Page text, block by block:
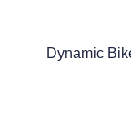
Dynamic